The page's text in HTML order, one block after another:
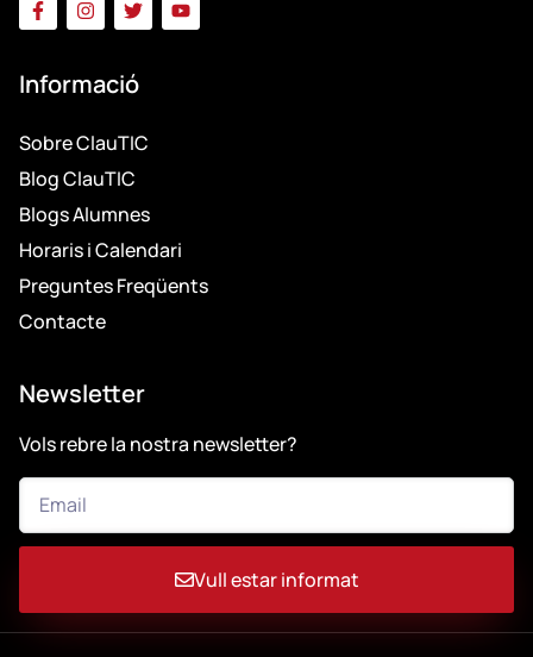
Informació
Sobre ClauTIC
Blog ClauTIC
Blogs Alumnes
Horaris i Calendari
Preguntes Freqüents
Contacte
Newsletter
Vols rebre la nostra newsletter?
Vull estar informat